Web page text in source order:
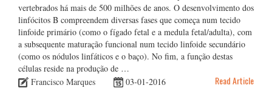
vertebrados há mais de 500 milhões de anos. O desenvolvimento dos
linfócitos B compreendem diversas fases que começa num tecido
linfoide primário (como o fígado fetal e a medula fetal/adulta), com
a subsequente maturação funcional num tecido linfoide secundário
(como os nódulos linfáticos e o baço). No fim, a função destas
células reside na produção de …
Francisco Marques
03-01-2016 Read Article